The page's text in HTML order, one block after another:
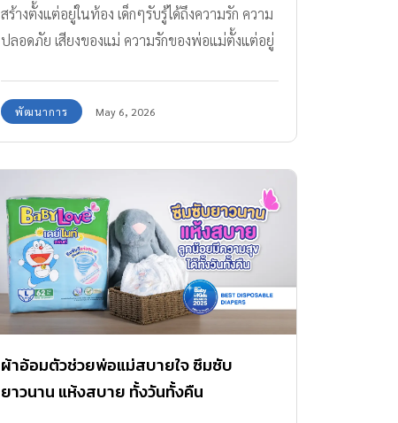
ภายหลัง เช่น โรคคาวาซากิ ไข้รูมาติก และกล้าม
เนื้อหัวใจอักเสบจากเชื้อไวรัส ซึ่งอาจรุนแรงจนนำ
เตือนโรคหัวใจในเด็กจากอาการเหนื่อยง่าย หายใจ
หอบขณะออกกำลังกาย หรือเหนื่อยจนตัวเขียวคล้ำ
บริเวณริมฝีปากและเล็บขณะดูดนม ร่วมกับอาการ
น้ำหนักไม่ขึ้นตามเกณฑ์ เลี้ยงไม่โต หน้ามืด เป็น
ลม เหงื่อออกมากผิดปกติบริเวณศีรษะ และมีเสียง
หัวใจเต้นผิดปกติจากการตรวจโดยแพทย์ หากพบ
อาการเหล่านี้ ศูนย์กุมารเวช โรงพยาบาลวิภาวดี
แนะนำให้พาเด็กมาพบแพทย์เฉพาะทางเพื่อตรวจ
วินิจฉัยอย่างละเอียดทันที สาเหตุของโรคหัวใจใน
เด็ก ที่ควรเฝ้าระวัง โรคหัวใจในเด็กเกิดได้จากหลาย
ปัจจัย ทั้งจากพันธุกรรมและสิ่งแวดล้อมที่ส่งผลต่อ
พัฒนาการของหัวใจทารกตั้งแต่ในครรภ์ หมอเด็ก
สร้างตั้งแต่อยู่ในท้อง เด็กๆรับรู้ได้ถึงความรัก ความ
ปลอดภัย เสียงของแม่ ความรักของพ่อแม่ตั้งแต่อยู่
ครูเม – เมริษา ยอดมณฑป ได้เปรียบเทียบไว้ว่า
ทักษะนี้เหมือนตุ๊กตาล้มลุก เมื่อเด็กๆเผชิญแล้วต้อง
กลับขึ้นมาได้ แม้จะยากเย็นแต่จะมีวิธีและมุมมอง
ใหม่ให้กลับมาเริ่มใหม่ได้ในแบบของตัวเอง ซึ่งการ
ฝึกฝนทักษะนี้แบ่งเป็นตามช่วงวัยได้ ดังนี้ 0-3 ปี
ในวัยเด็กเล็ก เกิดการสร้างสายสัมพันธ์ (bonding)
เกิดจากการได้รับรู้ตั้งแต่เริ่มต้น เมื่อเด็กๆออกมาสู่
โลก การอุ้มกอด การดูแลจากแม่และพ่อจึงสำคัญ
ที่สุด ทั้งเวลาคุณภาพ การอ่านนิทาน การทำ
กิจกรรมร่วมกัน การสัมผัส การกอดแสดงความรัก
ความมั่นใจเชื่อใจในตัวพ่อแม่ พ่อแม่พูดคำไหน
พัฒนาการ May 6, 2026
ผ้าอ้อมตัวช่วยพ่อแม่สบายใจ ซึมซับ
ยาวนาน แห้งสบาย ทั้งวันทั้งคืน